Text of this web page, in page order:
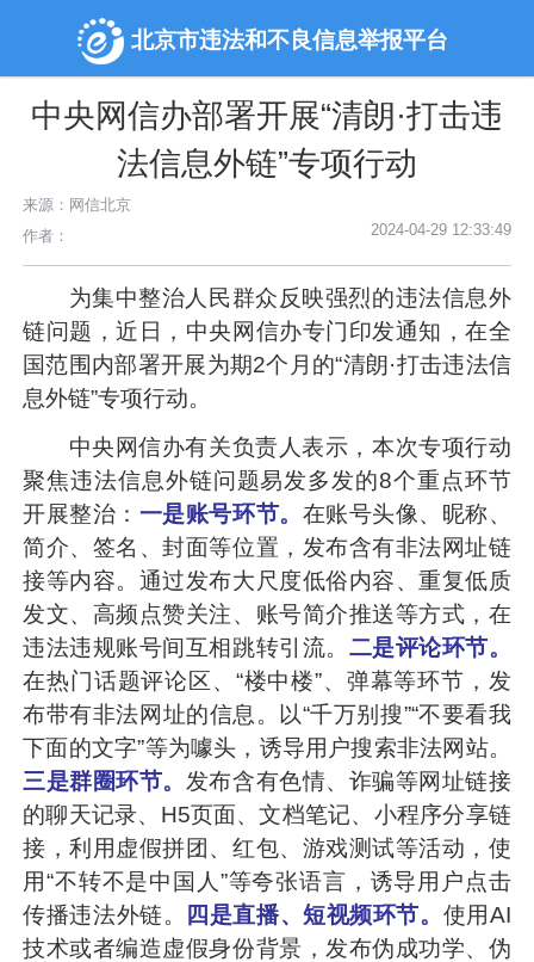
北京市违法和不良信息举报平台
中央网信办部署开展“清朗·打击违
法信息外链”专项行动
来源：网信北京
作者：
2024-04-29 12:33:49
为集中整治人民群众反映强烈的违法信息外
链问题，近日，中央网信办专门印发通知，在全
国范围内部署开展为期2个月的“清朗·打击违法信
息外链”专项行动。
中央网信办有关负责人表示，本次专项行动
聚焦违法信息外链问题易发多发的8个重点环节
开展整治： 一是账号环节。 在账号头像、昵称、
简介、签名、封面等位置，发布含有非法网址链
接等内容。通过发布大尺度低俗内容、重复低质
发文、高频点赞关注、账号简介推送等方式，在
违法违规账号间互相跳转引流。 二是评论环节。
在热门话题评论区、“楼中楼”、弹幕等环节，发
布带有非法网址的信息。以“千万别搜”“不要看我
下面的文字”等为噱头，诱导用户搜索非法网站。
三是群圈环节。 发布含有色情、诈骗等网址链接
的聊天记录、H5页面、文档笔记、小程序分享链
接，利用虚假拼团、红包、游戏测试等活动，使
用“不转不是中国人”等夸张语言，诱导用户点击
传播违法外链。
四是直播、短视频环节。 使用AI
技术或者编造虚假身份背景，发布伪成功学、伪